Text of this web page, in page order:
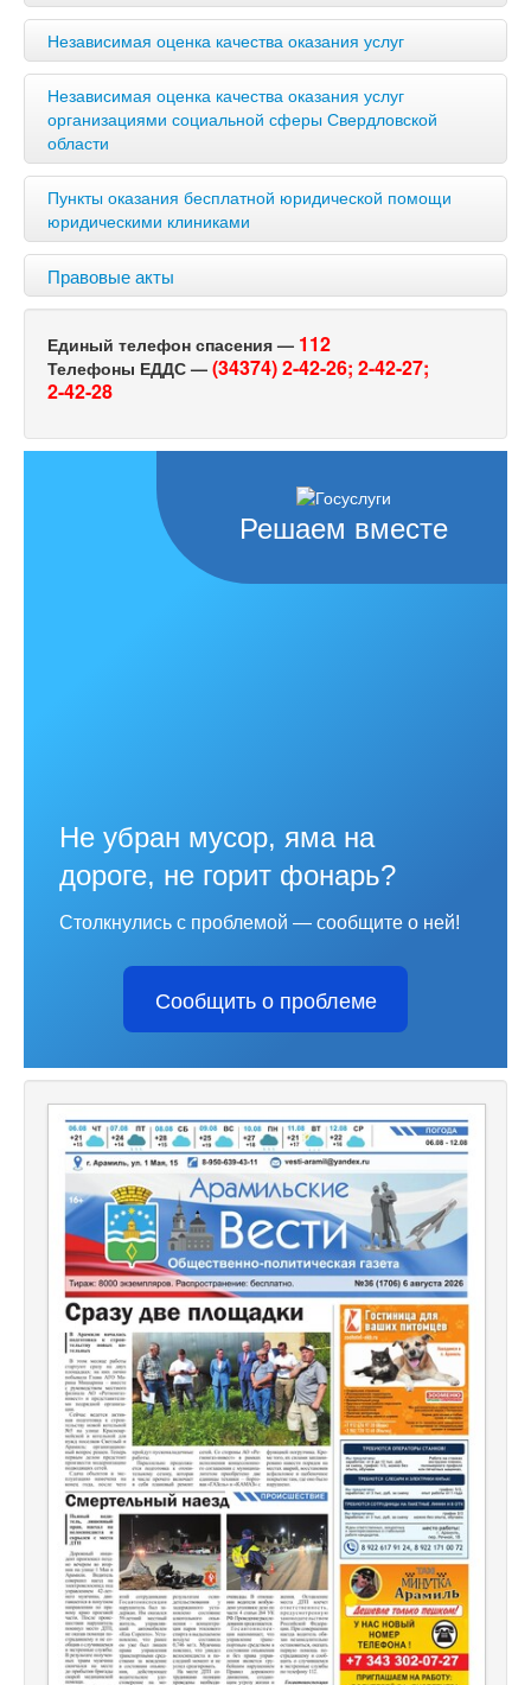
Независимая оценка качества оказания услуг
Независимая оценка качества оказания услуг
организациями социальной сферы Свердловской
области
Пункты оказания бесплатной юридической помощи
юридическими клиниками
Правовые акты
Единый телефон спасения — 112
Телефоны ЕДДС — (34374) 2-42-26; 2-42-27;
2-42-28
Решаем вместе
Не убран мусор, яма на
дороге, не горит фонарь?
Столкнулись с проблемой — сообщите о ней!
Сообщить о проблеме